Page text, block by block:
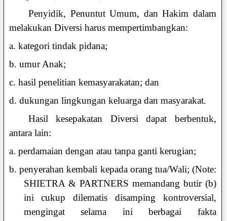
Penyidik, Penuntut Umum, dan Hakim dalam
melakukan Diversi harus mempertimbangkan:
a. kategori tindak pidana;
b. umur Anak;
c. hasil penelitian kemasyarakatan; dan
d. dukungan lingkungan keluarga dan masyarakat.
Hasil kesepakatan Diversi dapat berbentuk,
antara lain:
a. perdamaian dengan atau tanpa ganti kerugian;
b. penyerahan kembali kepada orang tua/Wali; (Note:
SHIETRA & PARTNERS memandang butir (b)
ini cukup dilematis disamping kontroversial,
mengingat selama ini berbagai fakta